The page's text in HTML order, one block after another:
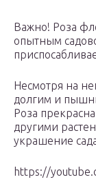
Важно! Роза
опытным
Несмотря на
долгим и
Роза
другими
украшение
https://